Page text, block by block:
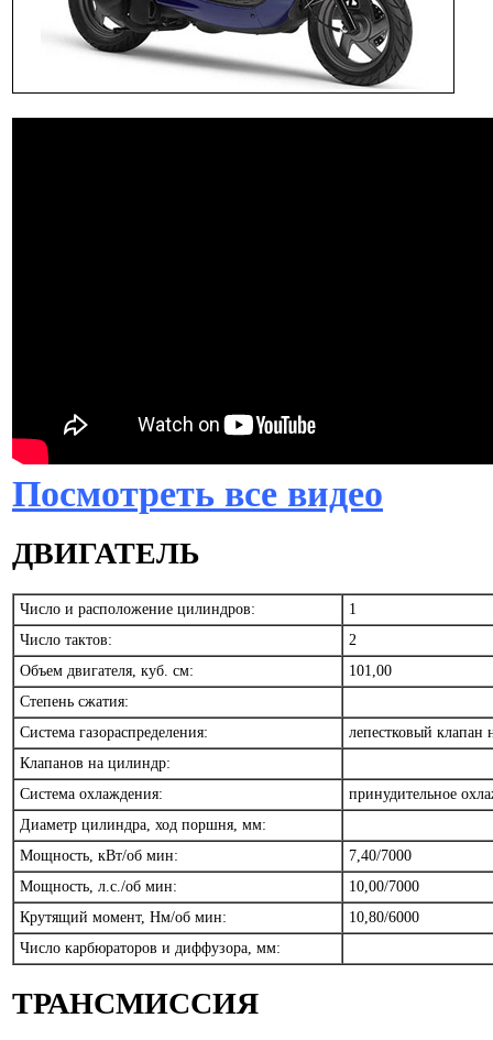
Посмотреть все видео
ДВИГАТЕЛЬ
Число и расположение цилиндров:
1
Число тактов:
2
Объем двигателя, куб. см:
101,00
Степень сжатия:
Система газораспределения:
лепестковый клапан
Клапанов на цилиндр:
Система охлаждения:
принудительное
Диаметр цилиндра, ход поршня, мм:
Мощность, кВт/об мин:
7,40/7000
Мощность, л.с./об мин:
10,00/7000
Крутящий момент, Нм/об мин:
10,80/6000
Число карбюраторов и диффузора, мм:
ТРАНСМИССИЯ